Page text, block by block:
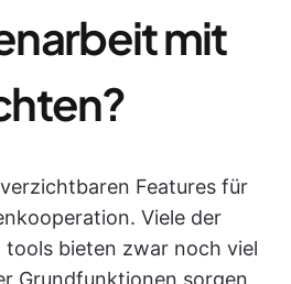
mit
Features für
Viele der
bieten zwar noch viel
Grundfunktionen sorgen